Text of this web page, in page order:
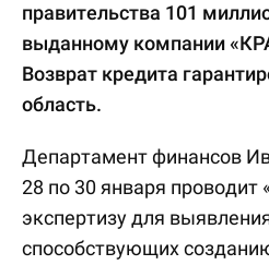
правительства 101
выданному компании
Возврат кредита
область.
Департамент финансов
28 по 30 января проводит
экспертизу для
способствующих